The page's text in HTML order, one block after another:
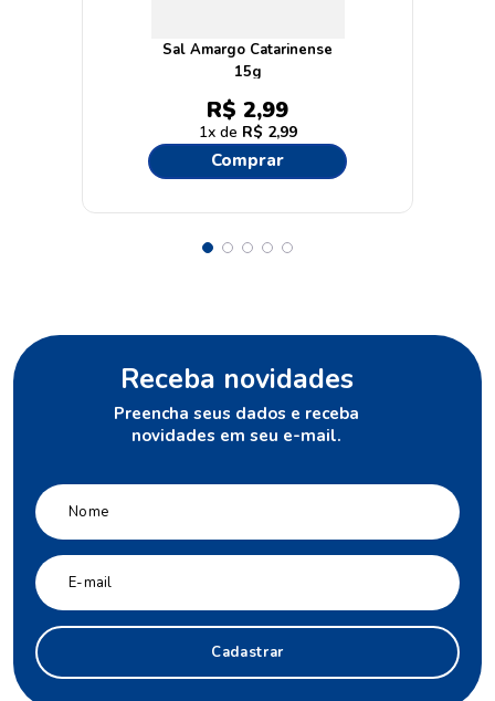
Sal Amargo Catarinense
15g
R$ 2,99
1 R$ 2,99
Comprar
Receba novidades
Preencha seus dados e receba
novidades em seu e-mail.
Cadastrar